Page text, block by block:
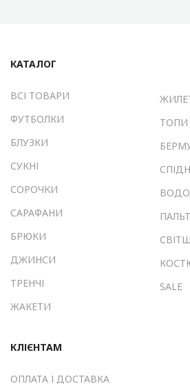
КАТАЛОГ
ВСІ ТОВАРИ
ФУТБОЛКИ
БЛУЗКИ
СУКНІ
СОРОЧКИ
САРАФАНИ
БРЮКИ
ДЖИНСИ
ТРЕНЧІ
ЖАКЕТИ
ТОПИ
SALE
КЛІЄНТАМ
ОПЛАТА І ДОСТАВКА